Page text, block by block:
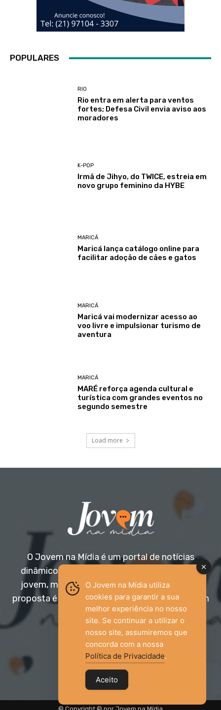
POPULARES
RIO
Rio entra em alerta para ventos
fortes; Defesa Civil envia aviso aos
moradores
K-POP
Irmã de Jihyo, do TWICE, estreia em
novo grupo feminino da HYBE
MARICÁ
Maricá lança catálogo online para
facilitar adoção de cães e gatos
MARICÁ
Maricá vai modernizar acesso ao
voo livre e impulsionar turismo de
aventura
MARICÁ
MARÉ reforça agenda cultural e
turística com grandes eventos no
segundo semestre
Load more
O Jovem na Mídia é um portal de notícias
dinâmico e acessível, voltado para o público
jovem, mas aberto a todas as idades. Nossa
proposta é trazer informação relevante com um
olhar diferenciado.
Entre em contato:
jovemnamidia2017@gmail.com
O Jovem na Mídia utiliza
cookies para garantir a sua
melhor experiência no nosso
site. Se continuar a utilizar o
nosso site, assumiremos que
concorda com a nossa
Política de Privacidade.
Aceito